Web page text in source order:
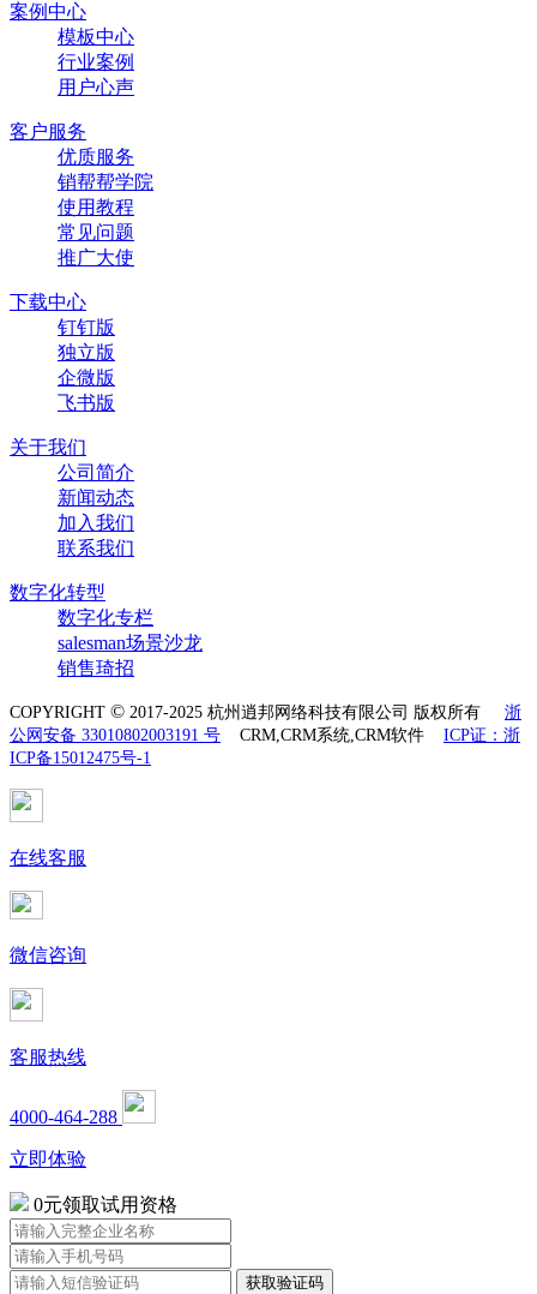
案例中心
模板中心
行业案例
用户心声
客户服务
优质服务
销帮帮学院
使用教程
常见问题
推广大使
下载中心
钉钉版
独立版
企微版
飞书版
关于我们
公司简介
新闻动态
加入我们
联系我们
数字化转型
数字化专栏
salesman场景沙龙
销售琦招
COPYRIGHT © 2017-2025 杭州逍邦网络科技有限公司 版权所有 浙
公网安备 33010802003191 号 CRM,CRM系统,CRM软件 ICP证：浙
ICP备15012475号-1
在线客服
微信咨询
客服热线
4000-464-288
立即体验
0元领取试用资格